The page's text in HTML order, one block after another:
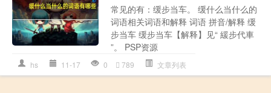
常见的有：缓步当车。 缓什么当什么的
词语相关词语和解释 词语 拼音/解释 缓
步当车 缓步当车【解释】见“ 緩步代車
”。 PSP资源
hs 11-17 0 789 文章列表